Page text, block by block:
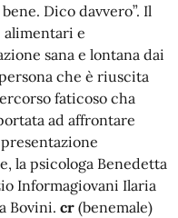
Dico davvero”. Il
e
sana e lontana dai
che è riuscita
faticoso cha
ad affrontare
la psicologa Benedetta
Informagiovani Ilaria
Bovini. cr (benemale)